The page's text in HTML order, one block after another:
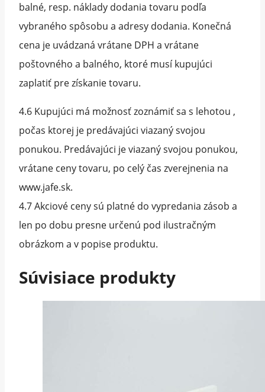
balné, resp. náklady dodania tovaru podľa
vybraného spôsobu a adresy dodania. Konečná
cena je uvádzaná vrátane DPH a vrátane
poštovného a balného, ktoré musí kupujúci
zaplatiť pre získanie tovaru.
4.6 Kupujúci má možnosť zoznámiť sa s lehotou ,
počas ktorej je predávajúci viazaný svojou
ponukou. Predávajúci je viazaný svojou ponukou,
vrátane ceny tovaru, po celý čas zverejnenia na
www.jafe.sk.
4.7 Akciové ceny sú platné do vypredania zásob a
len po dobu presne určenú pod ilustračným
obrázkom a v popise produktu.
Súvisiace produkty